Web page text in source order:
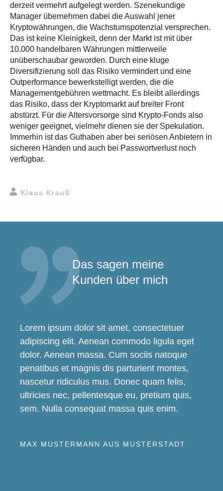
derzeit vermehrt aufgelegt werden. Szenekundige
Manager übernehmen dabei die Auswahl jener
Kryptowährungen, die Wachstumspotenzial versprechen.
Das ist keine Kleinigkeit, denn der Markt ist mit über
10.000 handelbaren Währungen mittlerweile
unüberschaubar geworden. Durch eine kluge
Diversifizierung soll das Risiko vermindert und eine
Outperformance bewerkstelligt werden, die die
Managementgebühren wettmacht. Es bleibt allerdings
das Risiko, dass der Kryptomarkt auf breiter Front
abstürzt. Für die Altersvorsorge sind Krypto-Fonds also
weniger geeignet, vielmehr dienen sie der Spekulation.
Immerhin ist das Guthaben aber bei seriösen Anbietern in
sicheren Händen und auch bei Passwortverlust noch
verfügbar.
Klaus Krauß
Das sagen meine
Kunden über mich
Lorem ipsum dolor sit amet, consectetuer
adipiscing elit. Aenean commodo ligula eget
dolor. Aenean massa. Cum sociis natoque
penatibus et magnis dis parturient montes,
nascetur ridiculus mus. Donec quam felis,
ultricies nec, pellentesque eu, pretium quis,
sem. Nulla consequat massa quis enim.
MAX MUSTERMANN AUS MUSTERSTADT